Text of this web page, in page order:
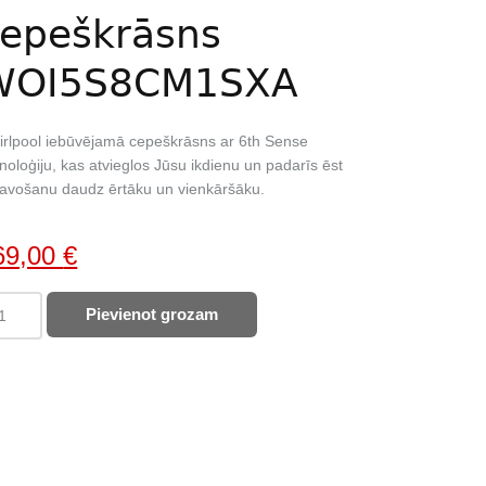
iebūvējamā cepeškrāsns ar 6th Sense
kas atvieglos Jūsu ikdienu un padarīs ēst
daudz ērtāku un vienkāršāku.
€Current
price
is:
Pievienot grozam